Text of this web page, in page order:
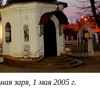
заря, 1 мая 2005 г.